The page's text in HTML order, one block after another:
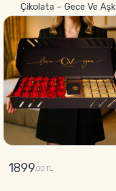
Çikolata – Gece Ve Aşk
1899,00 TL